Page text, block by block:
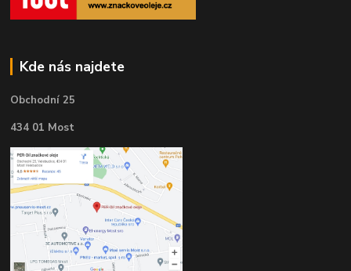
Kde nás najdete
Obchodní 25
434 01 Most